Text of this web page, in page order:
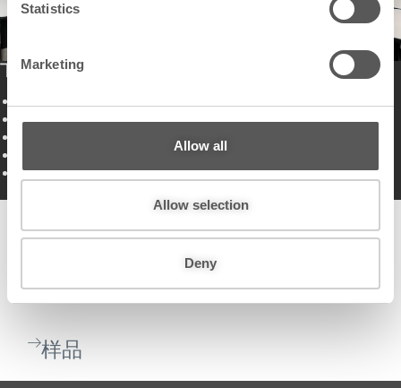
e
c
t
i
o
n
Statistics
Marketing
Allow all
Allow selection
Deny
下载完整指南，了解如何：
增强课堂与会议参与度
将书写与投影结合，打造动态演示
联系销售
样品